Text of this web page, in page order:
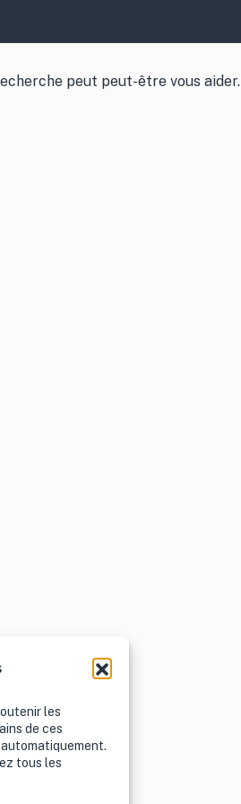
les
de ces
tous les
peut peut-être vous aider.